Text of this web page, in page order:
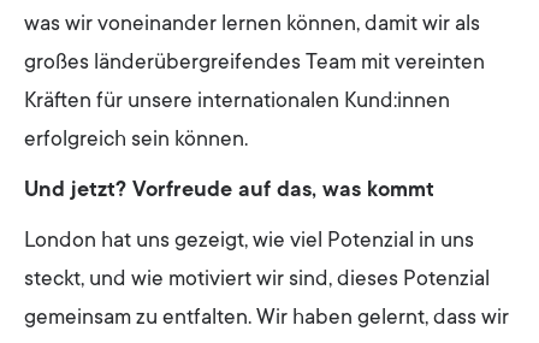
was wir voneinander lernen können, damit wir als
großes länderübergreifendes Team mit vereinten
Kräften für unsere internationalen Kund:innen
erfolgreich sein können.
Und jetzt? Vorfreude auf das, was kommt
London hat uns gezeigt, wie viel Potenzial in uns
steckt, und wie motiviert wir sind, dieses Potenzial
gemeinsam zu entfalten. Wir haben gelernt, dass wir